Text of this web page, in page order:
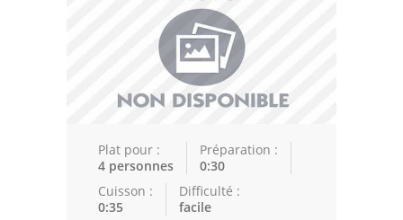
Recettes Marocaine
Tajines
Viandes
Plat pour :
4 personnes
Préparation :
0:30
Cuisson :
0:35
Difficulté :
facile